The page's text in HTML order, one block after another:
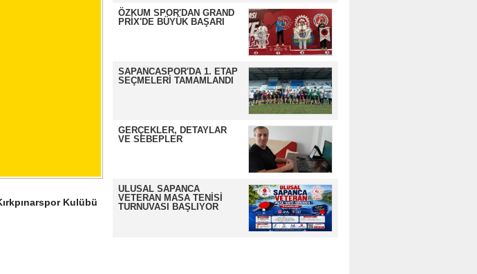
ÖZKUM SPOR'DAN GRAND
PRİX'DE BÜYÜK BAŞARI
SAPANCASPOR'DA 1. ETAP
SEÇMELERİ TAMAMLANDI
GERÇEKLER, DETAYLAR
VE SEBEPLER
ULUSAL SAPANCA
VETERAN MASA TENİSİ
TURNUVASI BAŞLIYOR
Kulübü